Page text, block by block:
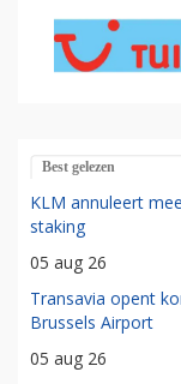
Best gelezen
KLM annuleert
staking
05 aug 26
Transavia opent
Brussels Airport
05 aug 26